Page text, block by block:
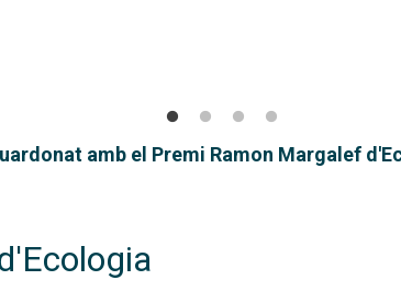
amb el Premi Ramon Margalef